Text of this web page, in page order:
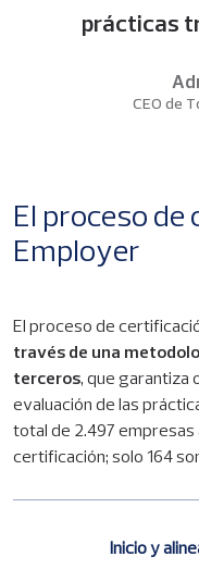
prácticas
CEO de
El proceso
Employer
El proceso de
través de una
terceros, que garantiza
evaluación de las
total de 2.497
certificación; solo 164
Inicio y